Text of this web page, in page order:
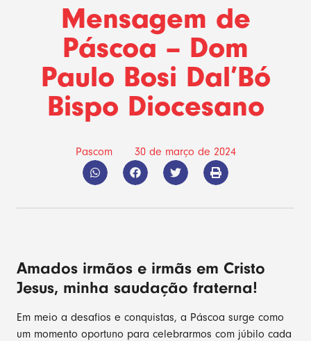
Mensagem de
Páscoa – Dom
Paulo Bosi Dal’Bó
Bispo Diocesano
Pascom 30 de março de 2024
Amados irmãos e irmãs em Cristo
Jesus, minha saudação fraterna!
Em meio a desafios e conquistas, a Páscoa surge como
um momento oportuno para celebrarmos com júbilo cada